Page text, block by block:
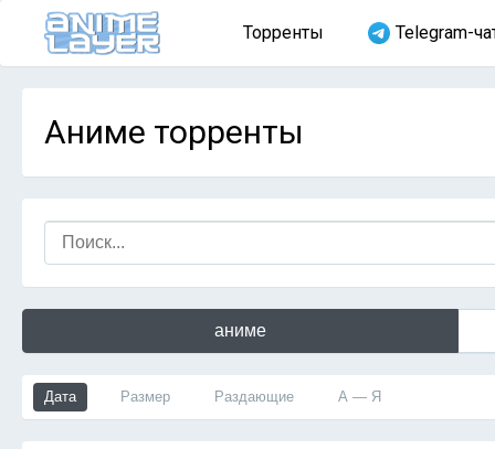
Торренты Telegram-
Аниме торренты
аниме
Дата Размер Раздающие А — Я